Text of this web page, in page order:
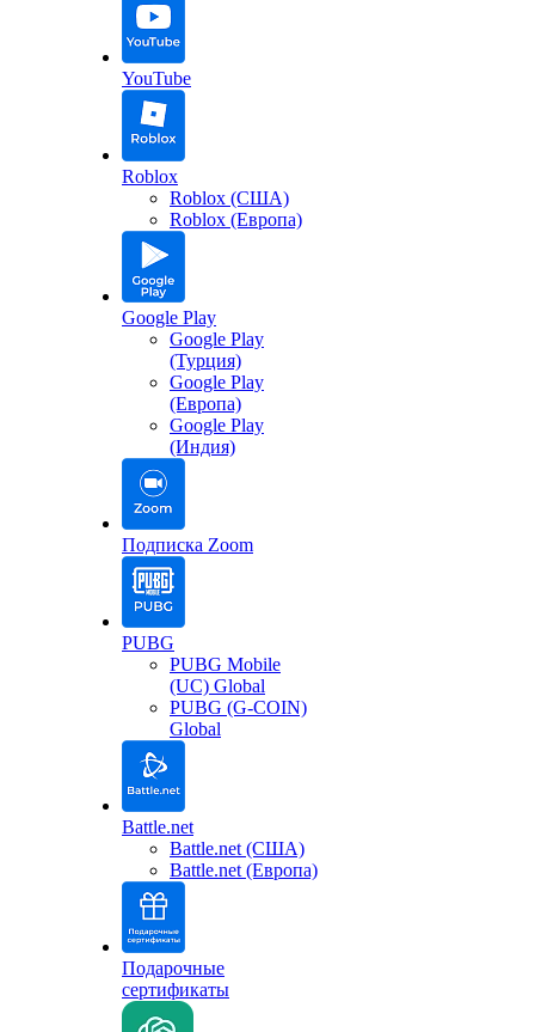
YouTube
Roblox
Roblox (США)
Roblox (Европа)
Google Play
Google Play
(Турция)
Google Play
(Европа)
Google Play
(Индия)
Подписка Zoom
PUBG
PUBG Mobile
(UC) Global
PUBG (G-COIN)
Global
Battle.net
Battle.net (США)
Battle.net (Европа)
Подарочные
сертификаты